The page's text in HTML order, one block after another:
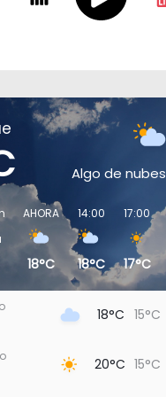
Algo de nubes
AHORA
18°C
14:00
18°C
17:00
17°C
18°C 15°C
20°C 15°C